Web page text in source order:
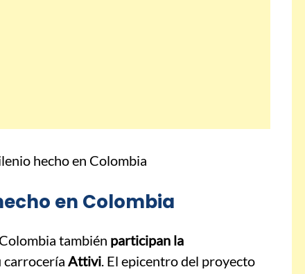
en Colombia
también participan la
carrocería Attivi. El epicentro del proyecto